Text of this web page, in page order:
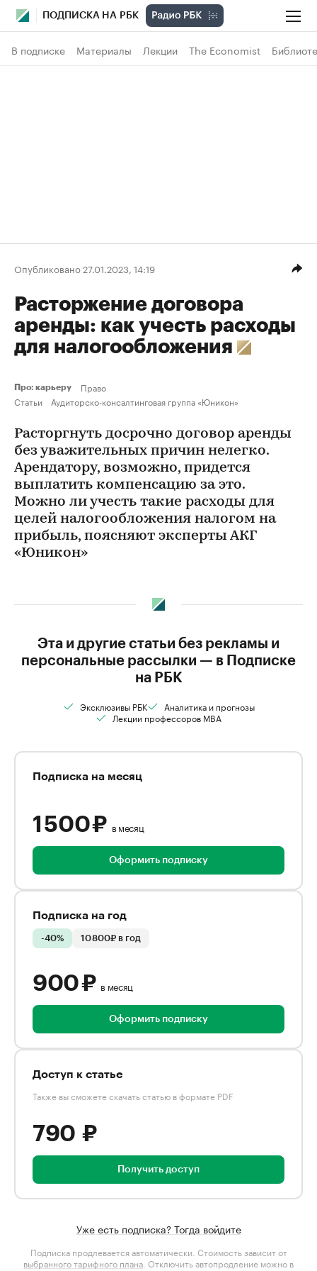
ПОДПИСКА НА РБК
В подписке Материалы Лекции The Economist
Опубликовано 27.01.2023, 14:19
Расторжение договора
аренды: как учесть расходы
для налогообложения
Про: карьеру
Право
Статьи
Аудиторско-консалтинговая группа «Юникон»
Расторгнуть досрочно договор аренды
без уважительных причин нелегко.
Арендатору, возможно, придется
выплатить компенсацию за это.
Можно ли учесть такие расходы для
целей налогообложения налогом на
прибыль, поясняют эксперты АКГ
«Юникон»
Эта и другие статьи без рекламы и
персональные рассылки — в Подписке
на РБК
Эксклюзивы РБК
Аналитика и прогнозы
Лекции профессоров MBA
Подписка на месяц
1 500 ₽ в месяц
Оформить подписку
Подписка на год
-40% 10 800₽ в год
900 ₽ в месяц
Оформить подписку
Доступ к статье
Также вы сможете скачать статью в формате PDF
790 ₽
Получить доступ
Уже есть подписка? Тогда войдите
Подписка продлевается автоматически. Стоимость зависит от
выбранного тарифного плана . Отключить автопродление можно в